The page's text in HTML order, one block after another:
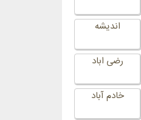
اندیشه
رضی اباد
خادم آباد